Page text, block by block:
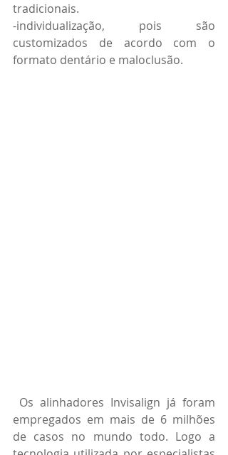
tradicionais.
-individualização, pois são
customizados de acordo com o
formato dentário e maloclusão.
empregados em mais de 6 milhões
de casos no mundo todo. Logo a